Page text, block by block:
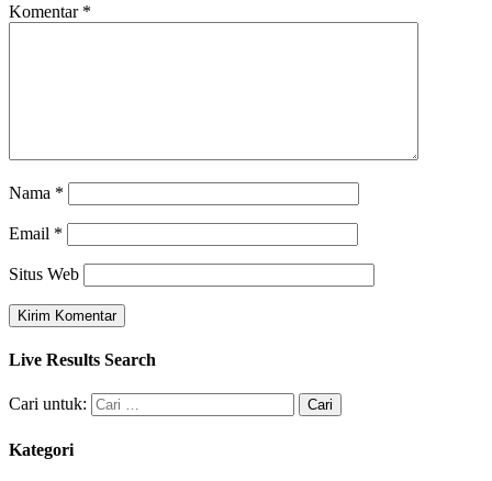
Komentar *
Nama *
Email *
Situs Web
Live Results Search
Cari untuk:
Kategori